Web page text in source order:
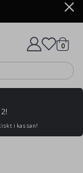
0varer
i kassan!